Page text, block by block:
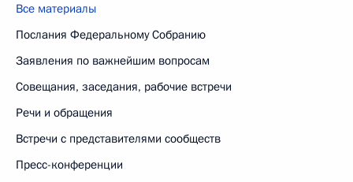
Все материалы
Послания Федеральному Собранию
Заявления по важнейшим вопросам
Совещания, заседания, рабочие встречи
Речи и обращения
Встречи с представителями сообществ
Пресс-конференции